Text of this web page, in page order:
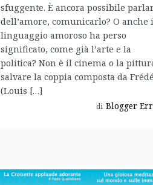
sfuggente. È ancora possibile
dell’amore, comunicarlo? O anche
linguaggio amoroso ha perso
significato, come già l’arte e la
politica? Non è il cinema o la
salvare la coppia composta da
(Louis […]
di Blogger